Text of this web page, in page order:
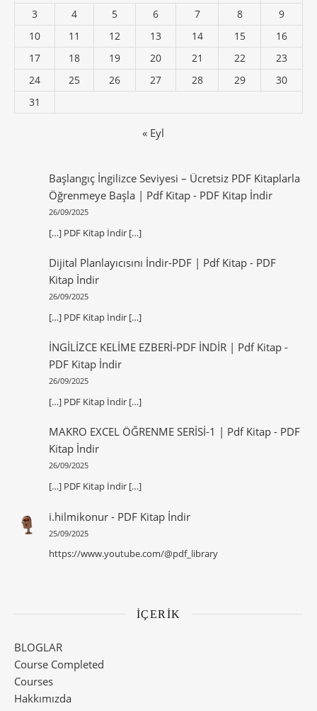
3
4 5 6 7 8
9
10
11 12 13 14 15
16
17
18 19 20 21 22
23
24
25 26 27 28 29
30
31
« Eyl
Başlangıç İngilizce Seviyesi – Ücretsiz PDF Kitaplarla
Öğrenmeye Başla | Pdf Kitap- PDF Kitap İndir
26/09/2025
[…] PDF Kitap İndir […]
Dijital Planlayıcısını İndir-PDF | Pdf Kitap- PDF
Kitap İndir
26/09/2025
[…] PDF Kitap İndir […]
İNGİLİZCE KELİME EZBERİ-PDF İNDİR | Pdf Kitap-
PDF Kitap İndir
26/09/2025
[…] PDF Kitap İndir […]
MAKRO EXCEL ÖĞRENME SERİSİ-1 | Pdf Kitap- PDF
Kitap İndir
26/09/2025
[…] PDF Kitap İndir […]
i.hilmikonur- PDF Kitap İndir
25/09/2025
https://www.youtube.com/@pdf_library
İÇERİK
BLOGLAR
Course Completed
Courses
Hakkımızda